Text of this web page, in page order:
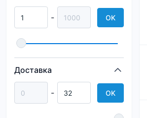
- OK
Доставка
- OK